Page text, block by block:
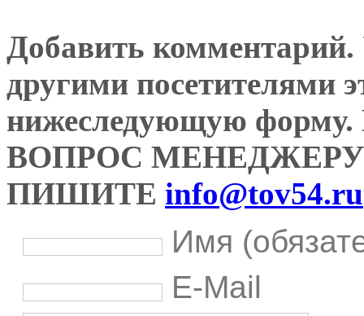
Добавить комментарий.
другими посетителями
нижеследующую
ВОПРОС
ПИШИТЕ info@tov54.ru
Имя
E-Mail